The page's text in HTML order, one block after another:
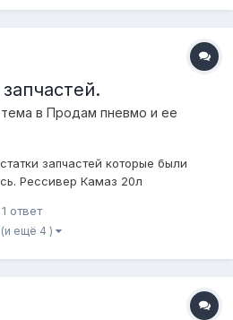
в Продам пневмо и ее
запчастей которые были
Рессивер Камаз 20л
400 руб 4шт-1500. датчик
-1200 руб вольтметр цифровой
1 ответ
(и ещё 4 )